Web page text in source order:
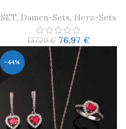
SET, Damen-Sets, Herz-Sets
137,20€ 76,97 €
-44%